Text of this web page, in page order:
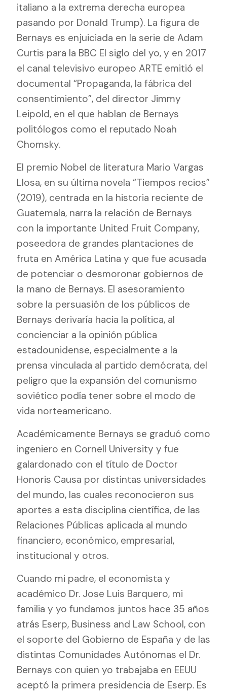
italiano a la extrema derecha europea
pasando por Donald Trump). La figura de
Bernays es enjuiciada en la serie de Adam
Curtis para la BBC El siglo del yo, y en 2017
el canal televisivo europeo ARTE emitió el
documental “Propaganda, la fábrica del
consentimiento”, del director Jimmy
Leipold, en el que hablan de Bernays
politólogos como el reputado Noah
Chomsky.
El premio Nobel de literatura Mario Vargas
Llosa, en su última novela “Tiempos recios”
(2019), centrada en la historia reciente de
Guatemala, narra la relación de Bernays
con la importante United Fruit Company,
poseedora de grandes plantaciones de
fruta en América Latina y que fue acusada
de potenciar o desmoronar gobiernos de
la mano de Bernays. El asesoramiento
sobre la persuasión de los públicos de
Bernays derivaría hacia la política, al
concienciar a la opinión pública
estadounidense, especialmente a la
prensa vinculada al partido demócrata, del
peligro que la expansión del comunismo
soviético podía tener sobre el modo de
vida norteamericano.
Académicamente Bernays se graduó como
ingeniero en Cornell University y fue
galardonado con el título de Doctor
Honoris Causa por distintas universidades
del mundo, las cuales reconocieron sus
aportes a esta disciplina científica, de las
Relaciones Públicas aplicada al mundo
financiero, económico, empresarial,
institucional y otros.
Cuando mi padre, el economista y
académico Dr. Jose Luis Barquero, mi
familia y yo fundamos juntos hace 35 años
atrás Eserp, Business and Law School, con
el soporte del Gobierno de España y de las
distintas Comunidades Autónomas el Dr.
Bernays con quien yo trabajaba en EEUU
aceptó la primera presidencia de Eserp. Es